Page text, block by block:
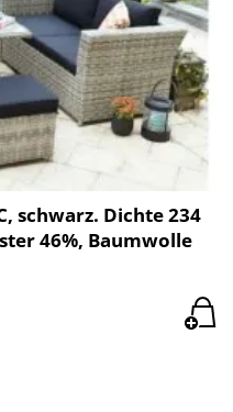
schwarz. Dichte 234
46%, Baumwolle